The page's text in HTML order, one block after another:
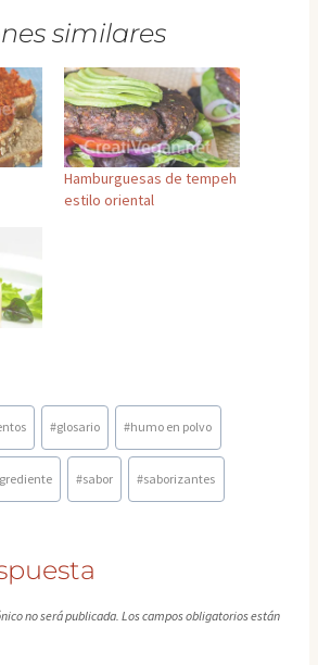
similares
Hamburguesas de tempeh
estilo oriental
#glosario #humo en polvo
#sabor #saborizantes
no será publicada. Los campos obligatorios están